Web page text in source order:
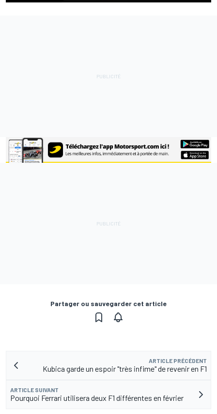
Partager ou sauvegarder cet article
ARTICLE PRÉCÉDENT
Kubica garde un espoir "très infime" de revenir en F1
ARTICLE SUIVANT
Pourquoi Ferrari utilisera deux F1 différentes en février